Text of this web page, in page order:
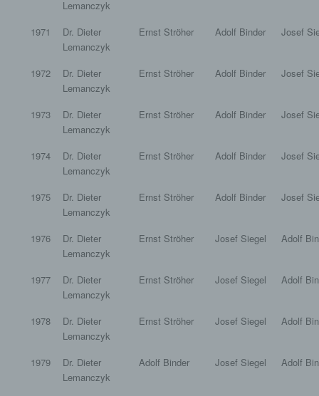
Lemanczyk
1971
Dr. Dieter
Lemanczyk
Ernst Ströher Adolf Binder Josef
1972
Dr. Dieter
Lemanczyk
Ernst Ströher Adolf Binder Josef
1973
Dr. Dieter
Lemanczyk
Ernst Ströher Adolf Binder Josef
1974
Dr. Dieter
Lemanczyk
Ernst Ströher Adolf Binder Josef
1975
Dr. Dieter
Lemanczyk
Ernst Ströher Adolf Binder Josef
1976
Dr. Dieter
Lemanczyk
Ernst Ströher Josef Siegel Adolf
1977
Dr. Dieter
Lemanczyk
Ernst Ströher Josef Siegel Adolf
1978
Dr. Dieter
Lemanczyk
Ernst Ströher Josef Siegel Adolf
1979
Dr. Dieter
Lemanczyk
Adolf Binder Josef Siegel Adolf